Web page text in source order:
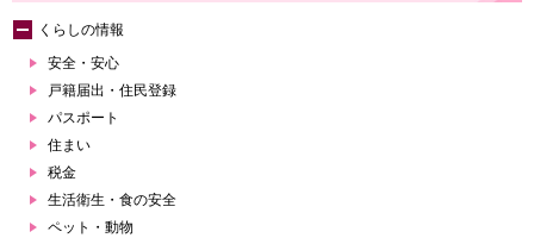
くらしの情報
安全・安心
戸籍届出・住民登録
パスポート
住まい
税金
生活衛生・食の安全
ペット・動物